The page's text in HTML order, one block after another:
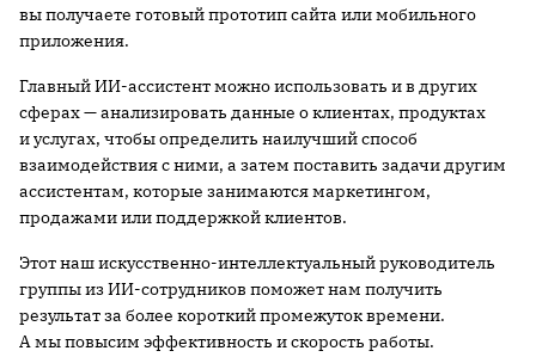
вы получаете готовый прототип сайта или мобильного
приложения.
Главный ИИ-ассистент можно использовать и в других
сферах — анализировать данные о клиентах, продуктах
и услугах, чтобы определить наилучший способ
взаимодействия с ними, а затем поставить задачи другим
ассистентам, которые занимаются маркетингом,
продажами или поддержкой клиентов.
Этот наш искусственно-интеллектуальный руководитель
группы из ИИ-сотрудников поможет нам получить
результат за более короткий промежуток времени.
А мы повысим эффективность и скорость работы.